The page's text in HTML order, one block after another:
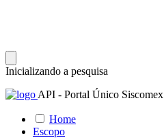
Inicializando a pesquisa
API - Portal Único Siscomex
Home
Escopo